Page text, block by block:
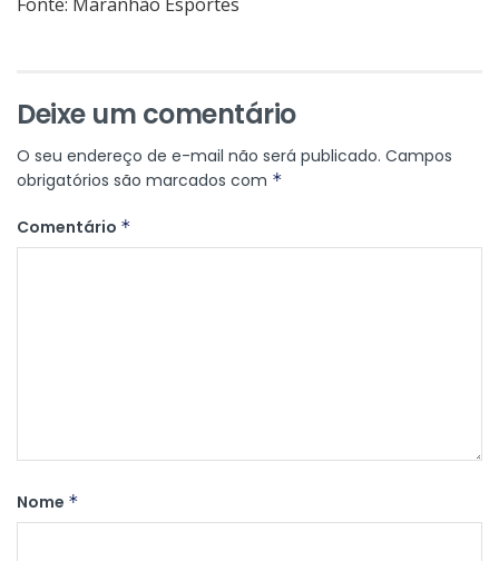
Deixe um comentário
O seu endereço de e-mail não será publicado. Campos
obrigatórios são marcados com *
Comentário *
Nome *